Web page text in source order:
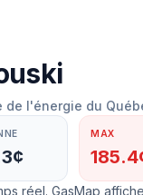
de l'énergie du
MAX
réel. GasMap affiche